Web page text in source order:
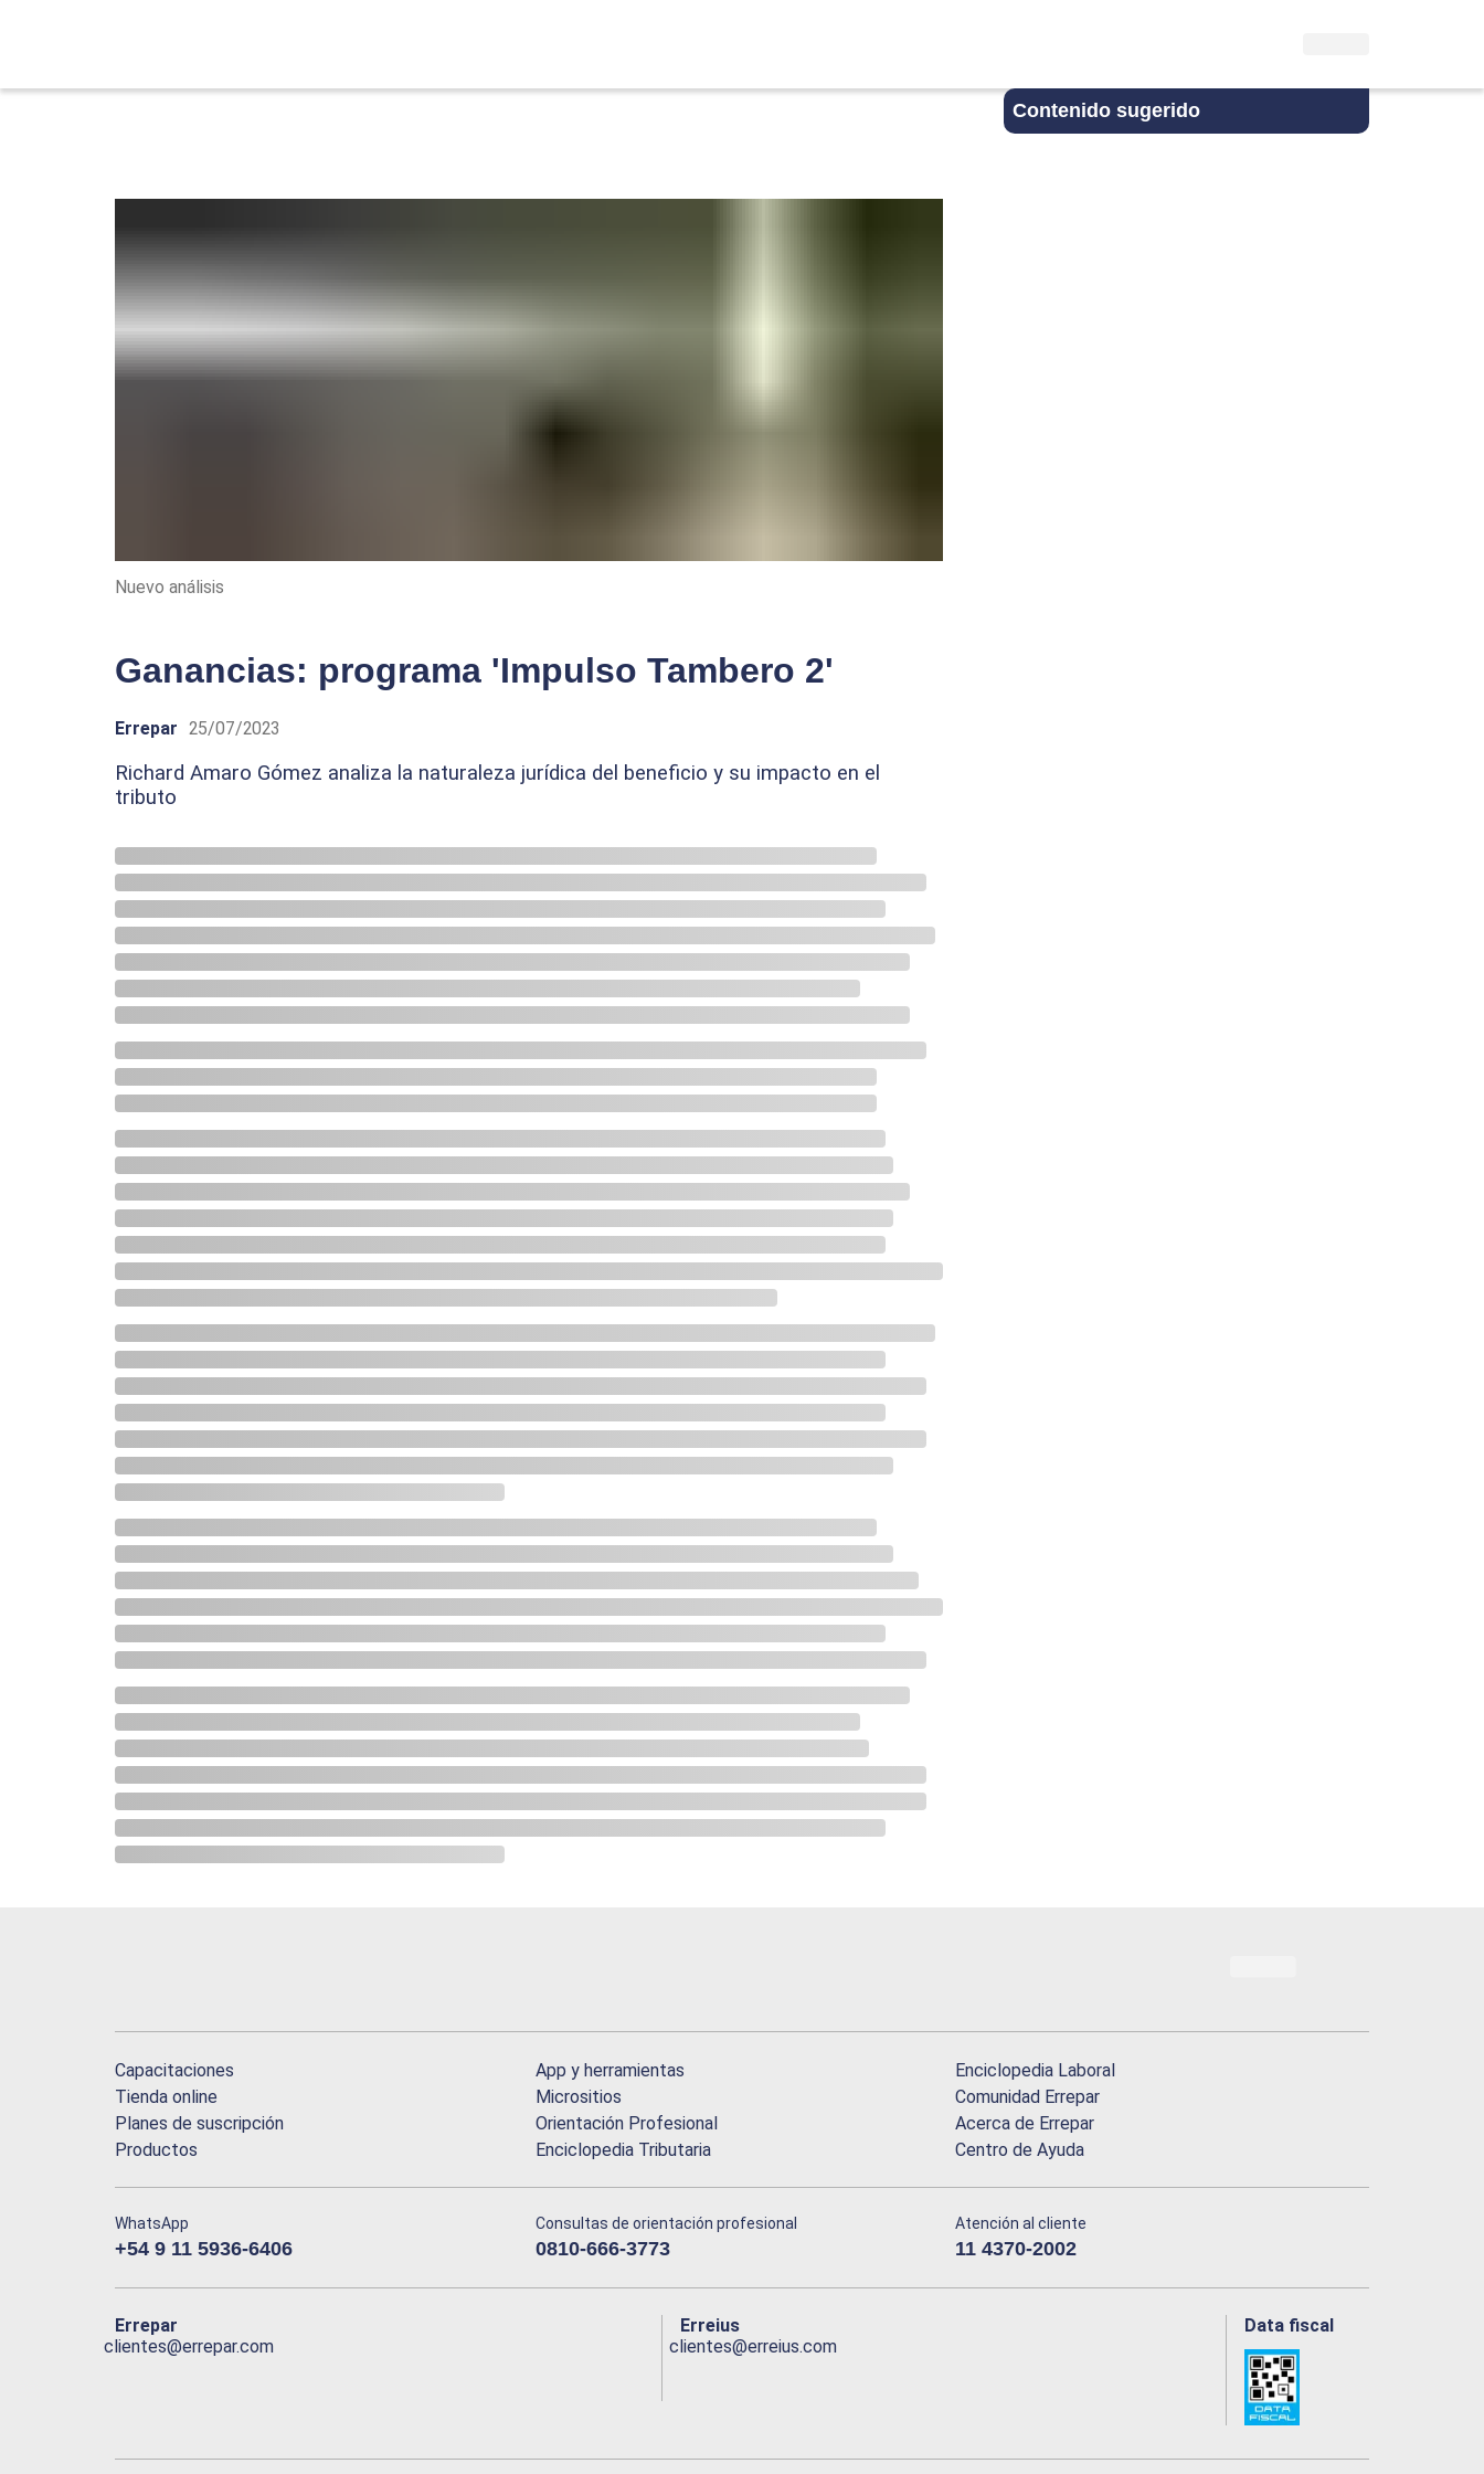
Contenido sugerido
Nuevo análisis
Ganancias: programa 'Impulso Tambero 2'
Errepar 25/07/2023
Richard Amaro Gómez analiza la naturaleza jurídica del beneficio y su impacto en el
tributo
Capacitaciones
Tienda online
Planes de suscripción
Productos
App y herramientas
Micrositios
Orientación Profesional
Enciclopedia Tributaria
Enciclopedia Laboral
Comunidad Errepar
Acerca de Errepar
Centro de Ayuda
WhatsApp
+54 9 11 5936-6406
Consultas de orientación profesional
0810-666-3773
Atención al cliente
11 4370-2002
Errepar
clientes@errepar.com
Erreius
clientes@erreius.com
Data fiscal